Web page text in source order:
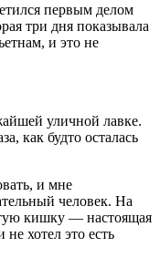
первым делом
три дня показывала
и это не
уличной лавке.
как будто осталась
и мне
человек. На
кишку — настоящая
хотел это есть